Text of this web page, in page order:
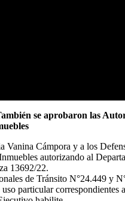
se aprobaron las
Cámpora y a los
autorizando al
13692/22.
de Tránsito N°24.449 y
particular